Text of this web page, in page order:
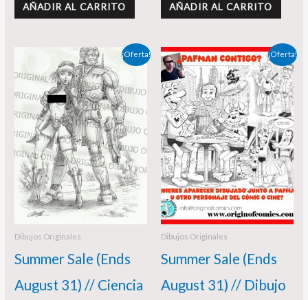
AÑADIR AL CARRITO AÑADIR AL CARRITO
¡Oferta!
Dibujos Originales
Summer Sale (Ends
August 31) // Ciencia
precio
original
era:
140,00 €.
El
precio
actual
es:
120,00 €.
¡Oferta!
Dibujos Originales
Summer Sale (Ends
August 31) // Dibujo
El
precio
original
era:
150,00 €.
El
precio
actual
es:
130,00 €.